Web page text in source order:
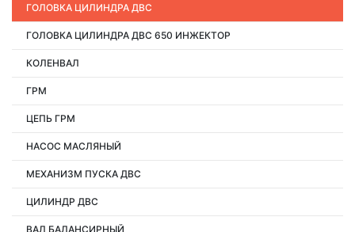
ГОЛОВКА ЦИЛИНДРА ДВС
ГОЛОВКА ЦИЛИНДРА ДВС 650 ИНЖЕКТОР
КОЛЕНВАЛ
ГРМ
ЦЕПЬ ГРМ
НАСОС МАСЛЯНЫЙ
МЕХАНИЗМ ПУСКА ДВС
ЦИЛИНДР ДВС
ВАЛ БАЛАНСИРНЫЙ